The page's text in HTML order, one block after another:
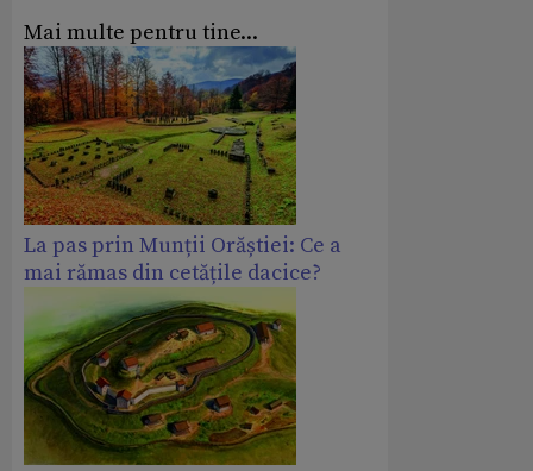
Mai multe pentru tine...
La pas prin Munții Orăștiei: Ce a
mai rămas din cetățile dacice?